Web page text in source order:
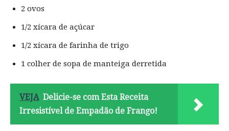
2 ovos
1/2 xícara de açúcar
1/2 xícara de farinha de trigo
1 colher de sopa de manteiga derretida
VEJA Delicie-se com Esta Receita
Irresistível de Empadão de Frango!